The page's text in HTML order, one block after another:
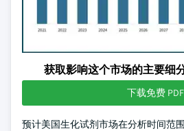
获取影响这个市场的主要细
下载免费 PDF
预计美国生化试剂市场在分析时间范围